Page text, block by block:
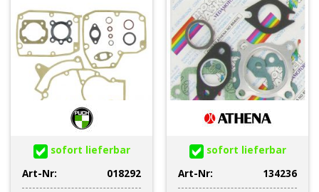
sofort lieferbar
Art-Nr:
018292
sofort lieferbar
Art-Nr:
134236